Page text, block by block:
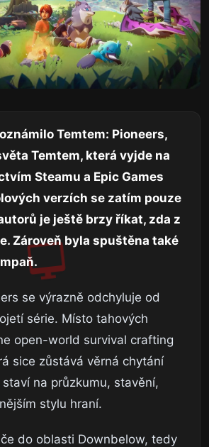
Temtem: Pioneers,
Temtem, která vyjde na
Steamu a Epic Games
verzích se zatím pouze
je ještě brzy říkat, zda z
Zároveň byla spuštěna také
se výrazně odchyluje od
série. Místo tahových
open-world survival crafting
sice zůstává věrná chytání
na průzkumu, stavění,
stylu hraní.
do oblasti Downbelow, tedy